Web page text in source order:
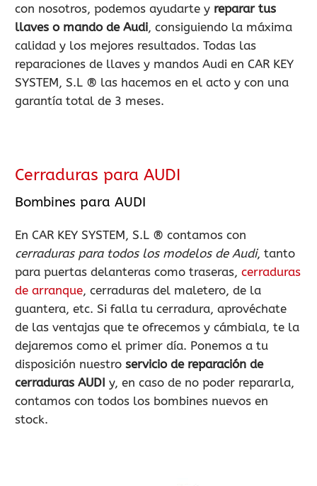
con nosotros, podemos ayudarte y reparar tus
llaves o mando de Audi, consiguiendo la máxima
calidad y los mejores resultados. Todas las
reparaciones de llaves y mandos Audi en CAR KEY
SYSTEM, S.L ® las hacemos en el acto y con una
garantía total de 3 meses.
Cerraduras para AUDI
Bombines para AUDI
En CAR KEY SYSTEM, S.L ® contamos con
cerraduras para todos los modelos de Audi, tanto
para puertas delanteras como traseras, cerraduras
de arranque, cerraduras del maletero, de la
guantera, etc. Si falla tu cerradura, aprovéchate
de las ventajas que te ofrecemos y cámbiala, te la
dejaremos como el primer día. Ponemos a tu
disposición nuestro servicio de reparación de
cerraduras AUDI y, en caso de no poder repararla,
contamos con todos los bombines nuevos en
stock.